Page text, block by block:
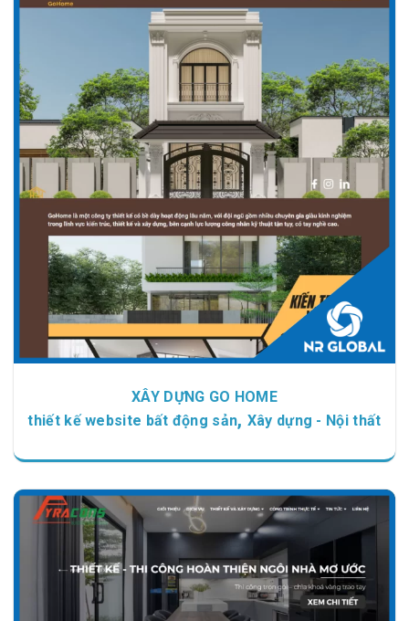
Chi tiết Xem giao diện
XÂY DỰNG GO HOME
thiết kế website bất động sản, Xây dựng - Nội thất